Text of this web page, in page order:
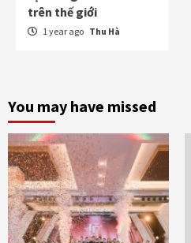
trên thế giới
1 year ago Thu Hà
You may have missed